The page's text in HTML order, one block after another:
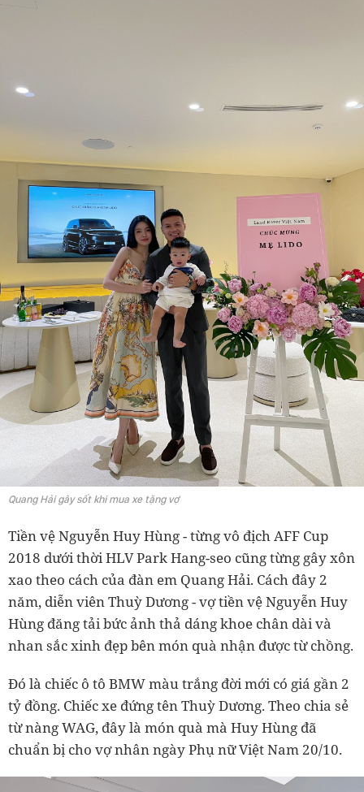
Quang Hải gây sốt khi mua xe tặng vợ
Tiền vệ Nguyễn Huy Hùng - từng vô địch AFF Cup
2018 dưới thời HLV Park Hang-seo cũng từng gây xôn
xao theo cách của đàn em Quang Hải. Cách đây 2
năm, diễn viên Thuỳ Dương - vợ tiền vệ Nguyễn Huy
Hùng đăng tải bức ảnh thả dáng khoe chân dài và
nhan sắc xinh đẹp bên món quà nhận được từ chồng.
Đó là chiếc ô tô BMW màu trắng đời mới có giá gần 2
tỷ đồng. Chiếc xe đứng tên Thuỳ Dương. Theo chia sẻ
từ nàng WAG, đây là món quà mà Huy Hùng đã
chuẩn bị cho vợ nhân ngày Phụ nữ Việt Nam 20/10.